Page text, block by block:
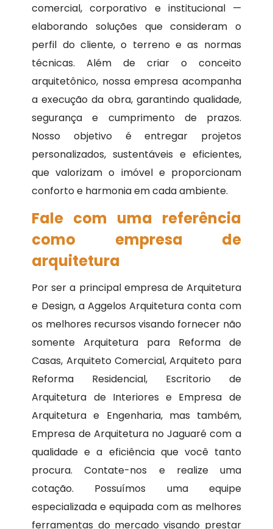
comercial, corporativo e institucional —
elaborando soluções que consideram o
perfil do cliente, o terreno e as normas
técnicas. Além de criar o conceito
arquitetônico, nossa empresa acompanha
a execução da obra, garantindo qualidade,
segurança e cumprimento de prazos.
Nosso objetivo é entregar projetos
personalizados, sustentáveis e eficientes,
que valorizam o imóvel e proporcionam
conforto e harmonia em cada ambiente.
Fale com uma referência
como empresa de
arquitetura
Por ser a principal empresa de Arquitetura
e Design, a Aggelos Arquitetura conta com
os melhores recursos visando fornecer não
somente Arquitetura para Reforma de
Casas, Arquiteto Comercial, Arquiteto para
Reforma Residencial, Escritorio de
Arquitetura de Interiores e Empresa de
Arquitetura e Engenharia, mas também,
Empresa de Arquitetura no Jaguaré com a
qualidade e a eficiência que você tanto
procura. Contate-nos e realize uma
cotação. Possuímos uma equipe
especializada e equipada com as melhores
ferramentas do mercado visando prestar